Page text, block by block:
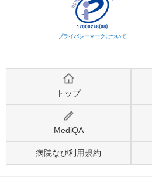
プライバシーマークについて
トップ
MediQA
病院なび利用規約